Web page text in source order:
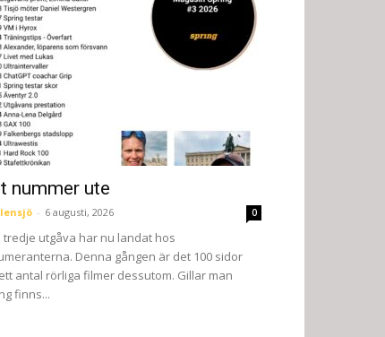
nummer ute
- 6 augusti, 2026 0
tredje utgåva har nu landat hos
Denna gången är det 100 sidor
antal rörliga filmer dessutom. Gillar man
finns...